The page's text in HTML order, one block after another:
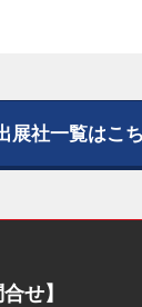
展社一覧はこ
せ】